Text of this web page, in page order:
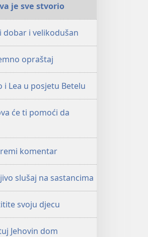
je sve stvorio
dobar i velikodušan
opraštaj
i Lea u posjetu Betelu
će ti pomoći da
komentar
slušaj na sastancima
svoju djecu
Jehovin dom